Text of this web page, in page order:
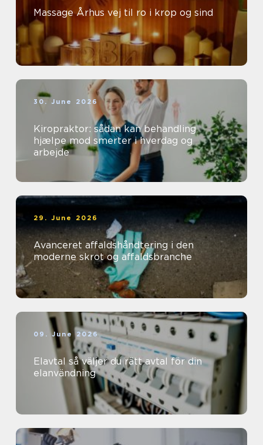
Massage Århus vej til ro i krop og sind
30. June 2026
Kiropraktor: sådan kan behandling
hjælpe mod smerter i hverdag og
arbejde
29. June 2026
Avanceret affaldshåndtering i den
moderne skrot og affaldsbranche
09. June 2026
Elavtal så väljer du rätt avtal för din
elanvändning